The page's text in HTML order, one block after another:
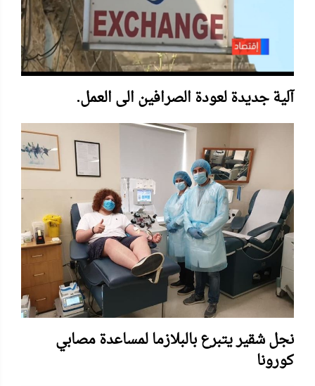
.آلية جديدة لعودة الصرافين الى العمل
نجل شقير يتبرع بالبلازما لمساعدة مصابي
كورونا